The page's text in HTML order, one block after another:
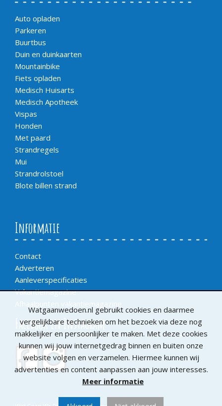
Auto opladen
Parkeren
Buurtbus
Duin en duinkaarten
Mountainbike
Fiets opladen
Medisch Huisarts
Medisch Apotheek
Vispas
Honden
Met paard
Strandregels
Mui
Strandrolstoel
Blote billen strand
Informatie
Contact
Adverteren
Aanleverspecificaties
Vakantiemagazine
Afhaalpunten vakantiemagazine
Facebook en Instagram
Watgaanwedoen.nl gebruikt cookies en daarmee
vergelijkbare technieken om het bezoek via deze nog
makkelijker en persoonlijker te maken. Met deze cookies
kunnen wij jouw internetgedrag binnen en buiten onze
website volgen en verzamelen. Hiermee kunnen wij
advertenties en content aanpassen aan jouw interesses.
Meer informatie